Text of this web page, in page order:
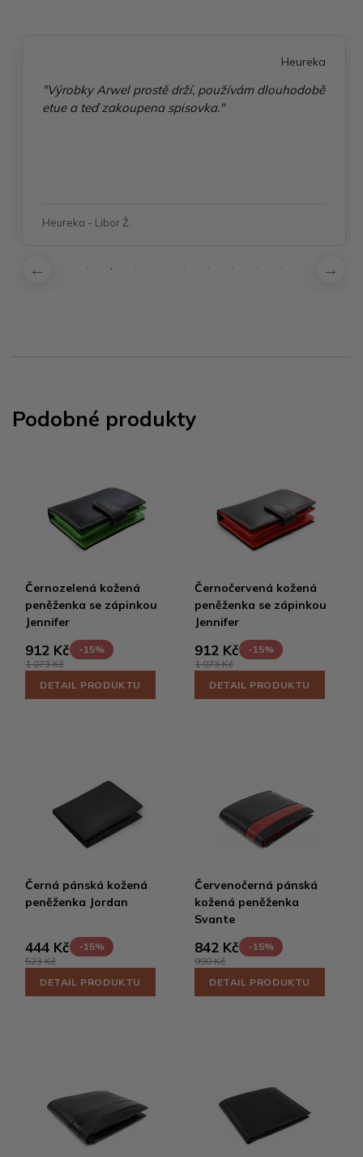
Heureka
"Výrobky Arwel prostě drží, používám dlouhodobě
etue a teď zakoupena spisovka."
Heureka - Libor Ž.
Podobné produkty
Černozelená kožená
peněženka se zápinkou
Jennifer
912 Kč
-15%
1 073 Kč
DETAIL PRODUKTU
Černočervená kožená
peněženka se zápinkou
Jennifer
912 Kč
-15%
1 073 Kč
DETAIL PRODUKTU
Černá pánská kožená
peněženka Jordan
444 Kč
-15%
523 Kč
DETAIL PRODUKTU
Červenočerná pánská
kožená peněženka
Svante
842 Kč
-15%
990 Kč
DETAIL PRODUKTU